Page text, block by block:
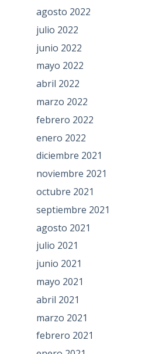
agosto 2022
julio 2022
junio 2022
mayo 2022
abril 2022
marzo 2022
febrero 2022
enero 2022
diciembre 2021
noviembre 2021
octubre 2021
septiembre 2021
agosto 2021
julio 2021
junio 2021
mayo 2021
abril 2021
marzo 2021
febrero 2021